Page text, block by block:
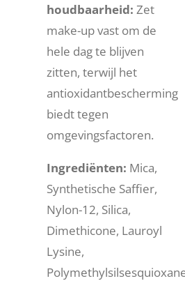
houdbaarheid: Zet
make-up vast om de
hele dag te blijven
zitten, terwijl het
antioxidantbescherming
biedt tegen
omgevingsfactoren.
Ingrediënten: Mica,
Synthetische Saffier,
Nylon-12, Silica,
Dimethicone, Lauroyl
Lysine,